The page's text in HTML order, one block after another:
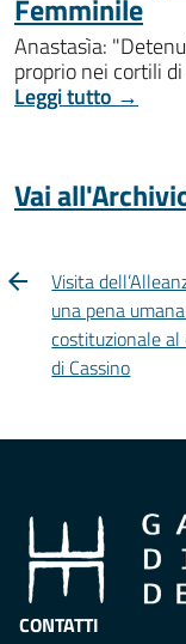
Femminile
Anastasìa:
proprio nei cortili
Leggi tutto →
Vai
Visita
una pena
costituzionale al
di Cassino
CONTATTI